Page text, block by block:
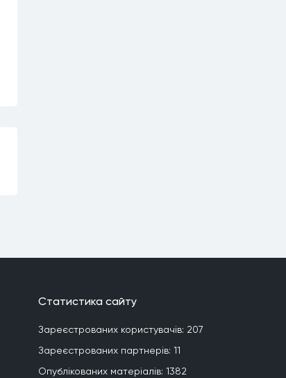
Статистика сайту
Зареєстрованих користувачiв: 207
Зареєстрованих партнерiв: 11
Опублiкованих матерiалiв: 1382